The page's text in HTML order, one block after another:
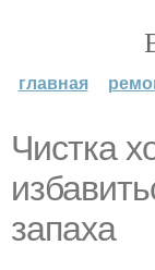
главная
Чистка
запаха